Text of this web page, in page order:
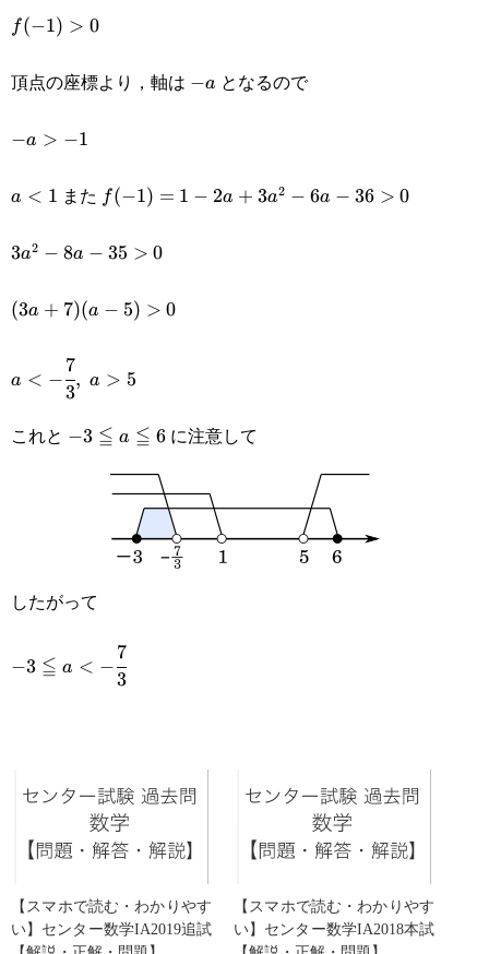
f(-1)
f(−1) > 0
頂点の座標より，軸は -
−a となるので
-a
−a > −1
a
a < 1 また f(-1)=1-
0
f(−1) = 1 − 2a + 3a2 − 6a − 36 > 0
3a^2-
3a2 − 8a − 35 > 0
(3a+7)
> 0
(3a + 7)(a − 5) > 0
a < -
\cfrac{7}
{3},\space
a < −
3
7
, a > 5
これと -3\leqq
a \leqq
−3 ≦ a ≦ 6に注意して
したがって
-3\leqq a
−3 ≦ a < −
3
7
【スマホで読む・わかりやす
い】センター数学IA2019追試
【スマホで読む・わかりやす
い】センター数学IA2018本試